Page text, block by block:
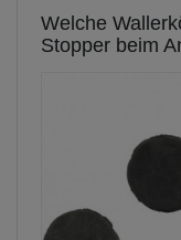
Welche
Stopper beim